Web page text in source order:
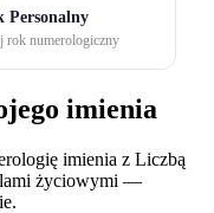
Personalny
rok numerologiczny
imienia
imienia z Liczbą
życiowymi —